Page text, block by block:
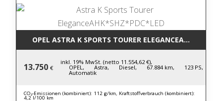
OPEL ASTRA K SPORTS TOURER
13.750 €
inkl. 19% MwSt. (netto 11.554,62 €),
OPEL, Astra, Diesel, 67.884 km, 123 PS,
Automatik
CO₂-Emissionen (kombiniert): 112 g/km, Kraftstoffverbrauch (kombiniert):
4,2 l/100 km